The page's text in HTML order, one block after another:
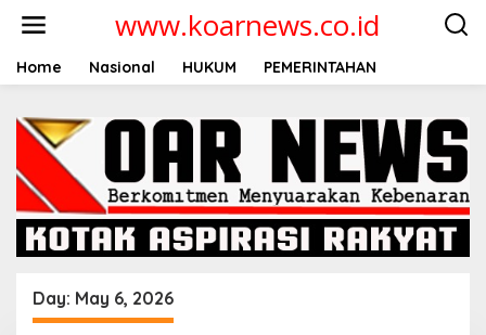
www.koarnews.co.id
Home Nasional HUKUM PEMERINTAHAN
Day: May 6, 2026